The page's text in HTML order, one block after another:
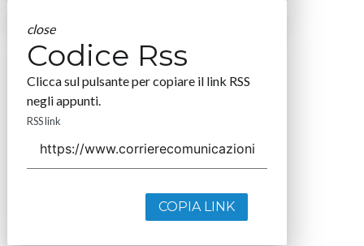
close
Codice Rss
Clicca sul pulsante per copiare il link RSS
negli appunti.
RSS link
COPIA LINK